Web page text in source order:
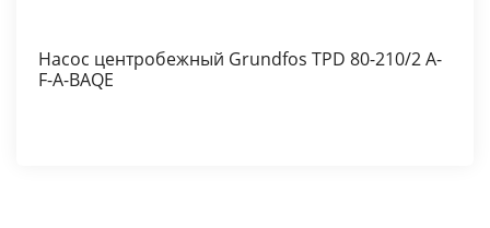
Насос центробежный Grundfos TPD 80-210/2 A-
F-A-BAQE